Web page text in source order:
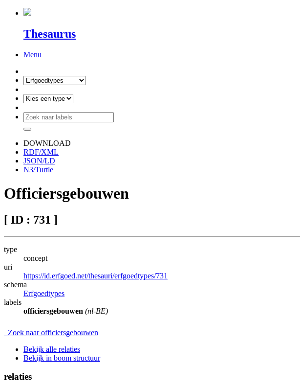
Thesaurus
Menu
DOWNLOAD
RDF/XML
JSON/LD
N3/Turtle
Officiersgebouwen
[ ID : 731 ]
type
concept
uri
https://id.erfgoed.net/thesauri/erfgoedtypes/731
schema
Erfgoedtypes
labels
officiersgebouwen (nl-BE)
Zoek naar officiersgebouwen
Bekijk alle relaties
Bekijk in boom structuur
relaties